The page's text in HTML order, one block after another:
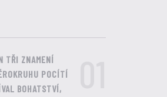
TŘI ZNAMENÍ
POCÍTÍ
BOHATSTVÍ,